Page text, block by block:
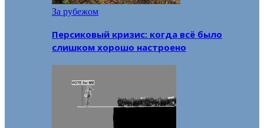
За рубежом
Персиковый кризис: когда всё было
слишком хорошо настроено